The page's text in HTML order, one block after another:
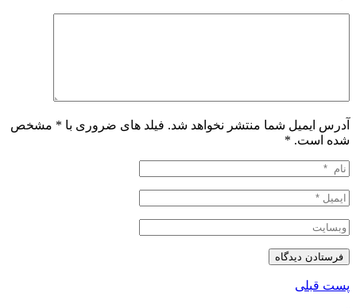
آدرس ایمیل شما منتشر نخواهد شد. فیلد های ضروری با * مشخص
شده است. *
پست قبلی